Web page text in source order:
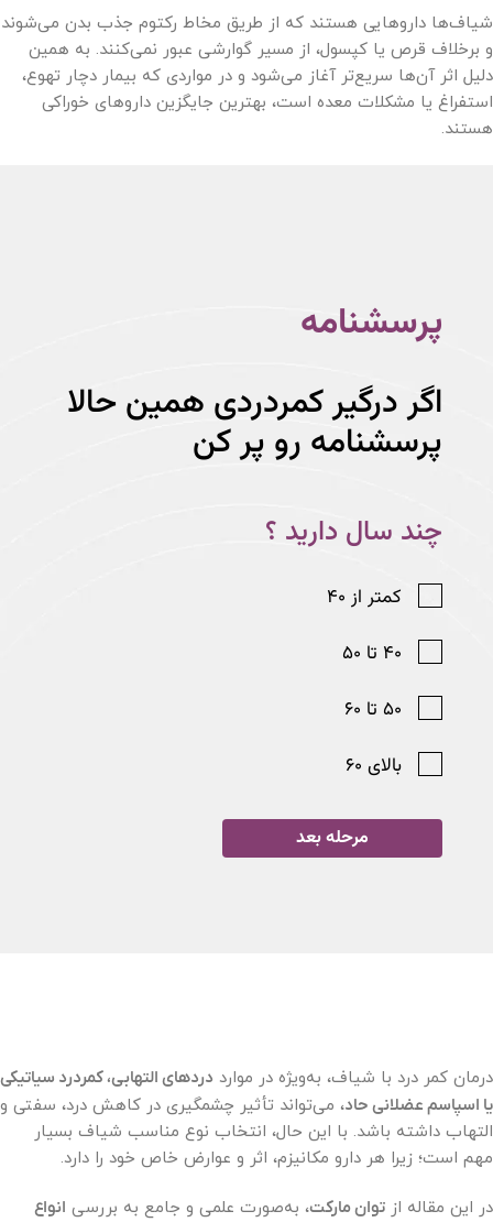
شیاف‌ها داروهایی هستند که از طریق مخاط رکتوم جذب بدن می‌شوند
و برخلاف قرص یا کپسول، از مسیر گوارشی عبور نمی‌کنند. به همین
دلیل اثر آن‌ها سریع‌تر آغاز می‌شود و در مواردی که بیمار دچار تهوع،
استفراغ یا مشکلات معده است، بهترین جایگزین داروهای خوراکی
هستند.
درمان کمر درد با شیاف، به‌ویژه در موارد دردهای التهابی، کمردرد سیاتیکی
یا اسپاسم عضلانی حاد، می‌تواند تأثیر چشمگیری در کاهش درد، سفتی و
التهاب داشته باشد. با این حال، انتخاب نوع مناسب شیاف بسیار
مهم است؛ زیرا هر دارو مکانیزم، اثر و عوارض خاص خود را دارد.
در این مقاله از توان مارکت، به‌صورت علمی و جامع به بررسی انواع